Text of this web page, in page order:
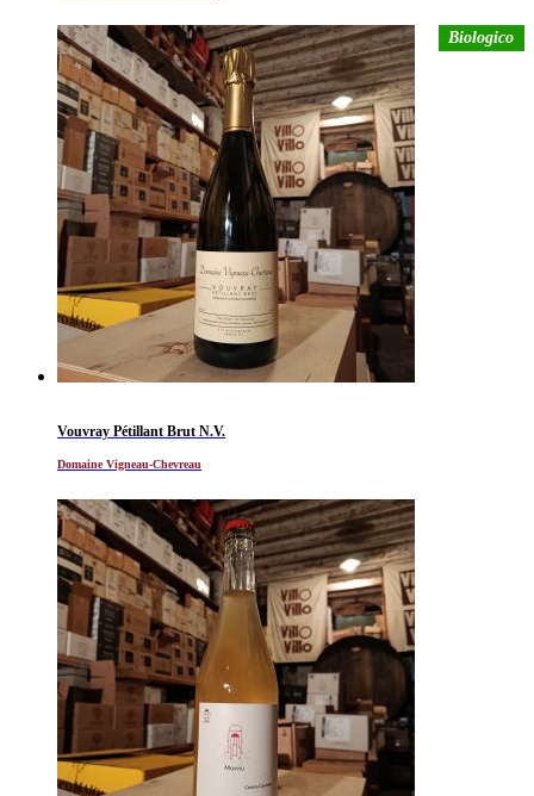
Biologico
Vouvray Pétillant Brut N.V.
Domaine Vigneau-Chevreau